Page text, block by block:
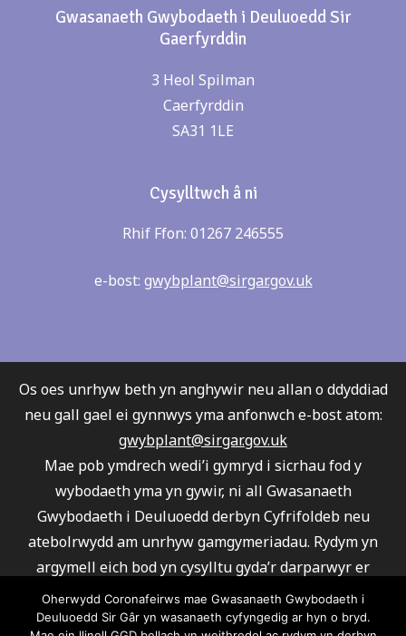
Gwasanaeth Gwybodaeth i Deuluoedd Sir
Gaerfyrddin
3 Heol Spilman
Caerfyrddin
SA31 1LE
Cysylltwch â ni
Rhif Ffon: 01267 246555
e-bost: gwybplant@sirgar.gov.uk
Os oes unrhyw beth yn anghywir neu allan o ddyddiad
neu gall gael ei gynnwys yma anfonwch e-bost atom:
gwybplant@sirgar.gov.uk
Mae pob ymdrech wedi’i gymryd i sicrhau fod y
wybodaeth yma yn gywir, ni all Gwasanaeth
Gwybodaeth i Deuluoedd derbyn Cyfrifoldeb neu
atebolrwydd am unrhyw gamgymeriadau. Rydym yn
argymell eich bod yn cysylltu gyda’r darparwyr er
mwyn sicrhau fod eu gwasanaeth yn ateb eich
gofynion.
Oherwydd Coronafeirws mae Gwasanaeth Gwybodaeth i
Deuluoedd Sir Gâr yn wasanaeth cyfyngedig ar hyn o bryd.